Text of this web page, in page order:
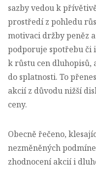
sazby vedou k
prostředí z pohledu
motivaci držby peněz
podporuje spotřebu či
k růstu cen dluhopisů,
do splatnosti. To
akcií z důvodu nižší
ceny.
Obecně řečeno,
nezměněných
zhodnocení akcií i